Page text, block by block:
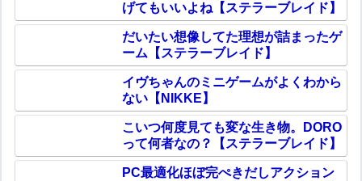
げてもいいよね【ステラーブレイド】
だいたい想像してた理想が詰まったゲ
ーム【ステラーブレイド】
イヴちゃんのミニゲームがよくわから
ない【NIKKE】
こいつ何度見ても変な生き物。DORO
って何者なの？【ステラーブレイド】
PC最適化ほぼ完ぺきだしアクション